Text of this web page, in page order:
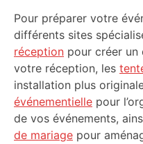
Pour préparer votre
différents sites
réception pour créer un
votre réception, les
installation plus
événementielle pour
de vos événements,
de mariage pour